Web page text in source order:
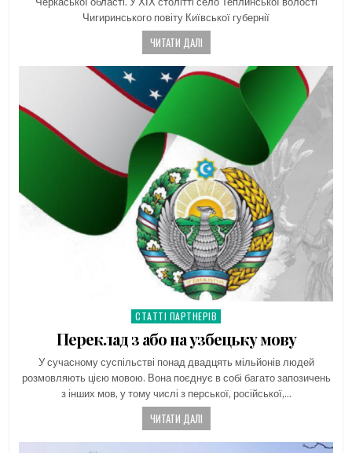
Чигиринського повіту Київської губернії
ЧИТАТИ ДАЛІ
Posted
СТАТТІ ПАРТНЕРІВ
Переклад з або на узбецьку мову
У сучасному суспільстві понад двадцять мільйонів людей
розмовляють цією мовою. Вона поєднує в собі багато запозичень
з інших мов, у тому числі з перської, російської,…
ЧИТАТИ ДАЛІ